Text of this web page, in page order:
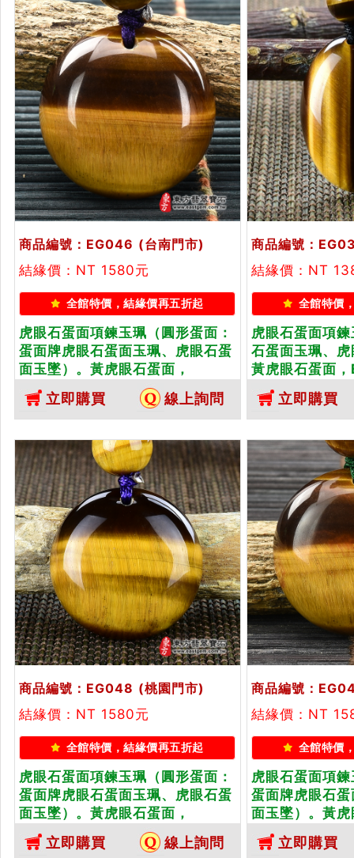
商品編號：EG046 (台南門市)
結緣價：NT 1580元
全館特價，結緣價再五折起
虎眼石蛋面項鍊玉珮（圓形蛋面：
蛋面牌虎眼石蛋面玉珮、虎眼石蛋
面玉墜）。黃虎眼石蛋面，
EG046。客製化訂做各種虎眼石蛋
面吊墜玉珮項鍊。★東方翡翠寶石
保證卡
立即購買 線上詢問
商品編號：
結緣價：NT
全館特價
虎眼石蛋面項
石蛋面玉珮、
黃虎眼石蛋面
做各種虎眼石
★東方翡翠寶
立即購買
商品編號：EG048 (桃園門市)
結緣價：NT 1580元
全館特價，結緣價再五折起
虎眼石蛋面項鍊玉珮（圓形蛋面：
蛋面牌虎眼石蛋面玉珮、虎眼石蛋
面玉墜）。黃虎眼石蛋面，
EG048。客製化訂做各種虎眼石蛋
面吊墜玉珮項鍊。★東方翡翠寶石
立即購買 線上詢問
商品編號：
結緣價：NT
全館特價
虎眼石蛋面項
蛋面牌虎眼石
面玉墜）。黃
EG040。客製
面吊墜玉珮項
立即購買